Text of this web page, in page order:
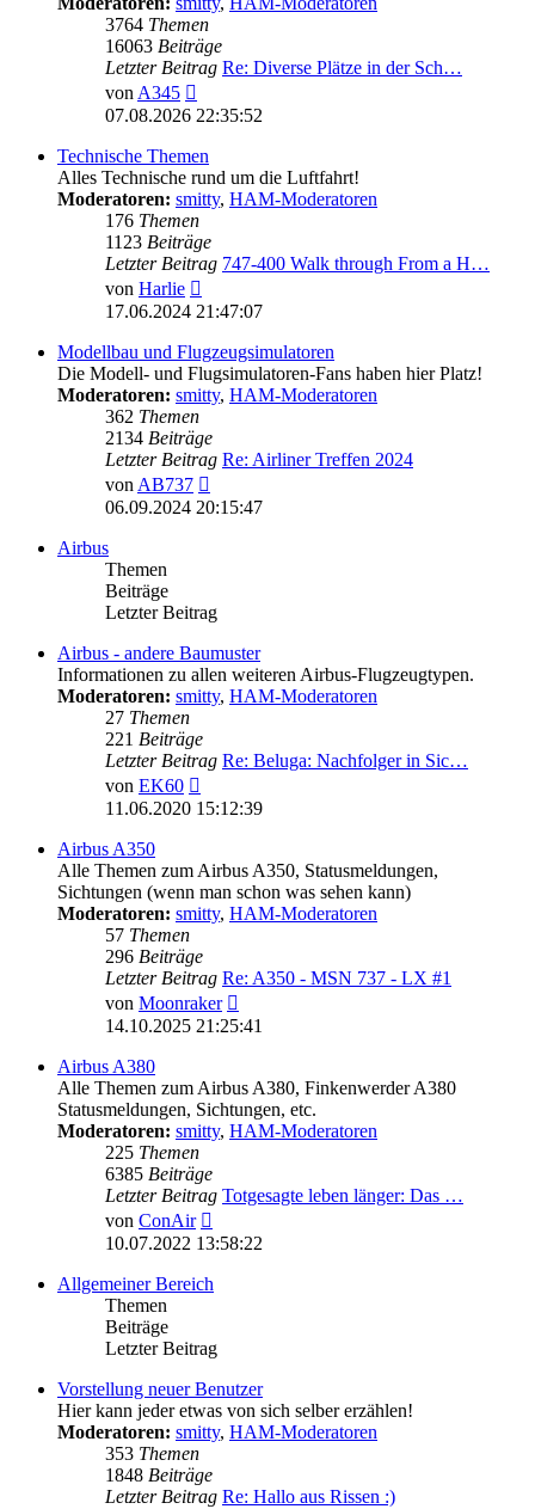
3764 Themen
16063 Beiträge
Letzter Beitrag Re: Diverse Plätze in der Sch…
vonA345
Beitrag
07.08.2026 22:35:52
Technische Themen
Alles Technische rund um die Luftfahrt!
Moderatoren: smitty, HAM-Moderatoren
176 Themen
1123 Beiträge
Letzter Beitrag 747-400 Walk through From a H…
von Harlie
Beitrag
17.06.2024 21:47:07
Modellbau und Flugzeugsimulatoren
Die Modell- und Flugsimulatoren-Fans haben hier Platz!
Moderatoren: smitty, HAM-Moderatoren
362 Themen
2134 Beiträge
Letzter Beitrag Re: Airliner Treffen 2024
vonAB737
Beitrag
06.09.2024 20:15:47
Airbus
Themen
Beiträge
Letzter Beitrag
Airbus - andere Baumuster
Informationen zu allen weiteren Airbus-Flugzeugtypen.
Moderatoren: smitty, HAM-Moderatoren
27 Themen
221 Beiträge
Letzter Beitrag Re: Beluga: Nachfolger in Sic…
von EK60
Beitrag
11.06.2020 15:12:39
Airbus A350
Alle Themen zum Airbus A350, Statusmeldungen,
Sichtungen (wenn man schon was sehen kann)
Moderatoren: smitty, HAM-Moderatoren
57 Themen
296 Beiträge
Letzter Beitrag Re: A350 - MSN 737 - LX #1
von Moonraker
Beitrag
14.10.2025 21:25:41
Airbus A380
Alle Themen zum Airbus A380, Finkenwerder A380
Statusmeldungen, Sichtungen, etc.
Moderatoren: smitty, HAM-Moderatoren
225 Themen
6385 Beiträge
Letzter Beitrag Totgesagte leben länger: Das …
von ConAir
Beitrag
10.07.2022 13:58:22
Allgemeiner Bereich
Themen
Beiträge
Letzter Beitrag
Vorstellung neuer Benutzer
Hier kann jeder etwas von sich selber erzählen!
Moderatoren: smitty, HAM-Moderatoren
353 Themen
1848 Beiträge
Letzter Beitrag Re: Hallo aus Rissen :)